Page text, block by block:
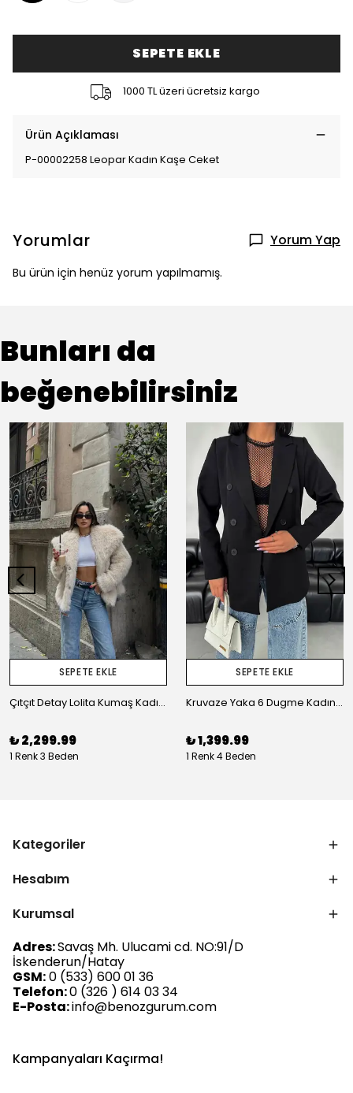
SEPETE EKLE
1000 TL üzeri ücretsiz kargo
Ürün Açıklaması
P-00002258 Leopar Kadın Kaşe Ceket
Yorumlar Yorum Yap
Bu ürün için henüz yorum yapılmamış.
Bunları da
beğenebilirsiniz
SEPETE EKLE
Çıtçıt Detay Lolita Kumaş Kadın Kürk Ceket
₺ 2,299.99
1 Renk 3 Beden
SEPETE EKLE
Kruvaze Yaka 6 Dugme Kadın Ceket
₺ 1,399.99
1 Renk 4 Beden
Kategoriler
Hesabım
Kurumsal
Adres:Savaş Mh. Ulucami cd. NO:91/D
İskenderun/Hatay
GSM:0 (533) 600 01 36
Telefon:0 (326 ) 614 03 34
E-Posta:info@benozgurum.com
Kampanyaları Kaçırma!